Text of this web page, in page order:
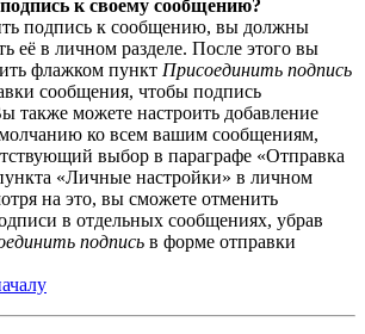
к своему сообщению?
подпись к сообщению, вы должны
её в личном разделе. После этого вы
флажком пункт Присоединить подпись
сообщения, чтобы подпись
также можете настроить добавление
ко всем вашим сообщениям,
выбор в параграфе «Отправка
«Личные настройки» в личном
на это, вы сможете отменить
в отдельных сообщениях, убрав
подпись в форме отправки